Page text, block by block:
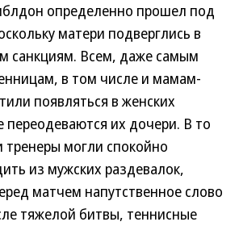
определенно прошел под
матери подверглись в
санкциям. Всем, даже самым
в том числе и мамам-
появляться в женских
переодеваются их дочери. В то
тренеры могли спокойно
из мужских раздевалок,
матчем напутственное слово
тяжелой битвы, теннисные